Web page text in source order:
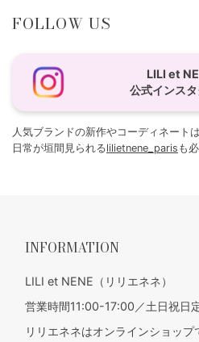
FOLLOW US
LILI et
公式インス
人気ブランドの新作やコーディネート
日常が垣間見られるlilietnene_paris も
INFORMATION
LILI et NENE（リリエネネ）
営業時間11:00-17:00／土日祝日
リリエネネはオンラインショップ